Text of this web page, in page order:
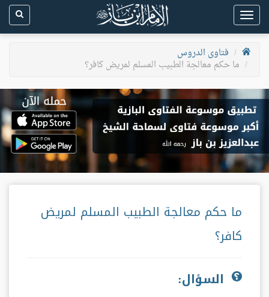
Toggle
navigation
فتاوى الدروس
ما حكم معالجة الطبيب المسلم لمريض كافر؟
ما حكم معالجة الطبيب المسلم لمريض
كافر؟
السؤال: